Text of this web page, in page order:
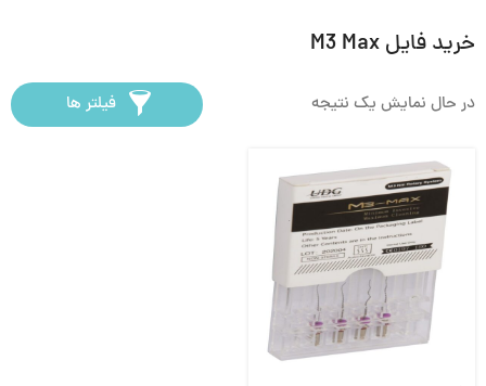
خرید فایل M3 Max
در حال نمایش یک نتیجه فیلتر ها